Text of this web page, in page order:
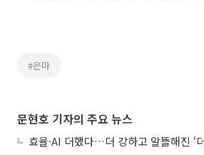
#은마
문현호 기자의 주요 뉴스